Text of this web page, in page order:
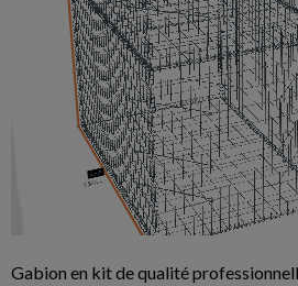
Gabion en kit de qualité